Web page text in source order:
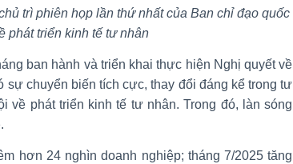
trì phiên họp lần thứ nhất của Ban chỉ đạo quốc
phát triển kinh tế tư nhân
ban hành và triển khai thực hiện Nghị quyết về
sự chuyển biến tích cực, thay đổi đáng kể trong tư
về phát triển kinh tế tư nhân. Trong đó, làn sóng
hơn 24 nghìn doanh nghiệp; tháng 7/2025 tăng